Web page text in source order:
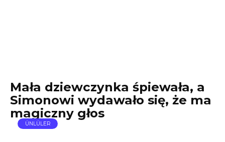
Mała dziewczynka śpiewała, a
Simonowi wydawało się, że ma
magiczny głos
ÜNLÜLER